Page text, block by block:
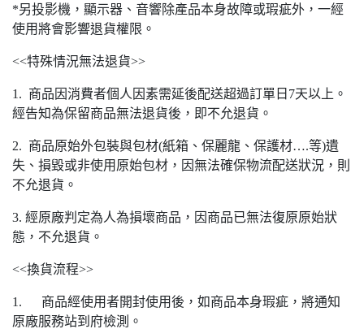
*另投影機，顯示器、音響除產品本身故障或瑕疵外，一經
使用將會影響退貨權限。
<<特殊情況無法退貨>>
1. 商品因消費者個人因素需延後配送超過訂單日7天以上。
經告知為保留商品無法退貨後，即不允退貨。
2. 商品原始外包裝與包材(紙箱、保麗龍、保護材….等)遺
失、損毀或非使用原始包材，因無法確保物流配送狀況，則
不允退貨。
3. 經原廠判定為人為損壞商品，因商品已無法復原原始狀
態，不允退貨。
<<換貨流程>>
1. 商品經使用者開封使用後，如商品本身瑕疵，將通知
原廠服務站到府檢測。